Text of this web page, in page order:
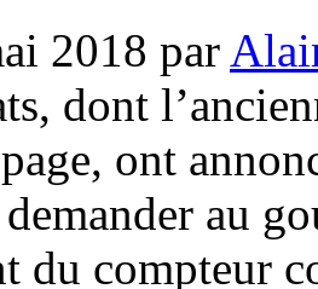
2018 par
dont
ont
au
du compteur